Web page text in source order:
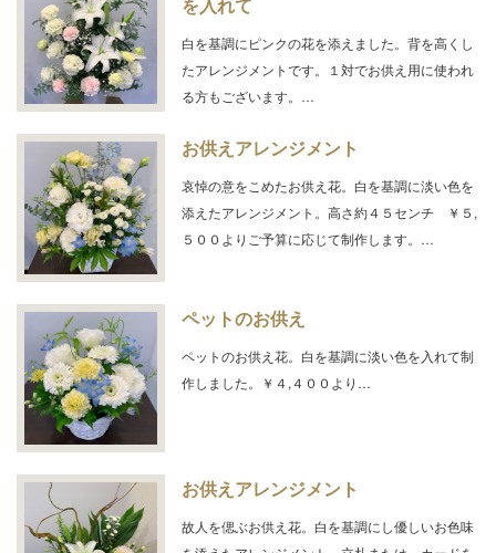
を入れて
白を基調にピンクの花を添えました。背を高くし
たアレンジメントです。１対でお供え用に使われ
る方もございます。…
お供えアレンジメント
哀悼の意をこめたお供え花。白を基調に淡い色を
添えたアレンジメント。高さ約４５センチ ￥５,
５００よりご予算に応じて制作します。…
ペットのお供え
ペットのお供え花。白を基調に淡い色を入れて制
作しました。￥４,４００より…
お供えアレンジメント
故人を偲ぶお供え花。白を基調にし優しいお色味